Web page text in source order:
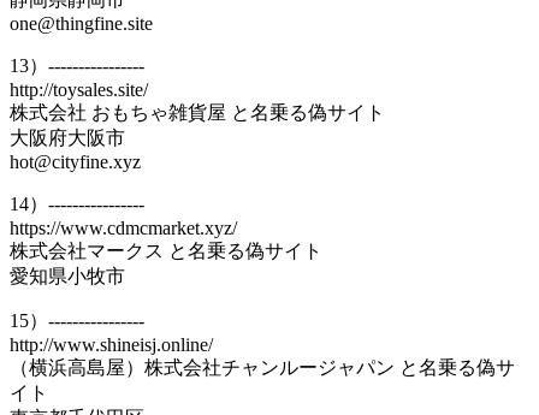
one@thingfine.site
13）----------------
http://toysales.site/
株式会社 おもちゃ雑貨屋 と名乗る偽サイト
大阪府大阪市
hot@cityfine.xyz
14）----------------
https://www.cdmcmarket.xyz/
株式会社マークス と名乗る偽サイト
愛知県小牧市
15）----------------
http://www.shineisj.online/
（横浜高島屋）株式会社チャンルージャパン と名乗る偽サ
イト